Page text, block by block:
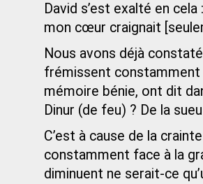
David s’est exalté en
mon cœur craignait
Nous avons déjà
frémissent constamment
mémoire bénie, ont dit
Dinur (de feu) ? De la
C’est à cause de la
constamment face à la
diminuent ne serait-ce